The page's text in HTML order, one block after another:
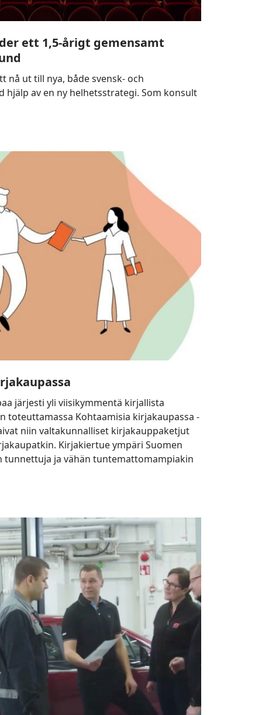
ett 1,5-årigt gemensamt
nå ut till nya, både svensk- och
hjälp av en ny helhetsstrategi. Som konsult
järjesti yli viisikymmentä kirjallista
toteuttamassa Kohtaamisia kirjakaupassa -
niin valtakunnalliset kirjakauppaketjut
Kirjakiertue ympäri Suomen
tunnettuja ja vähän tuntemattomampiakin